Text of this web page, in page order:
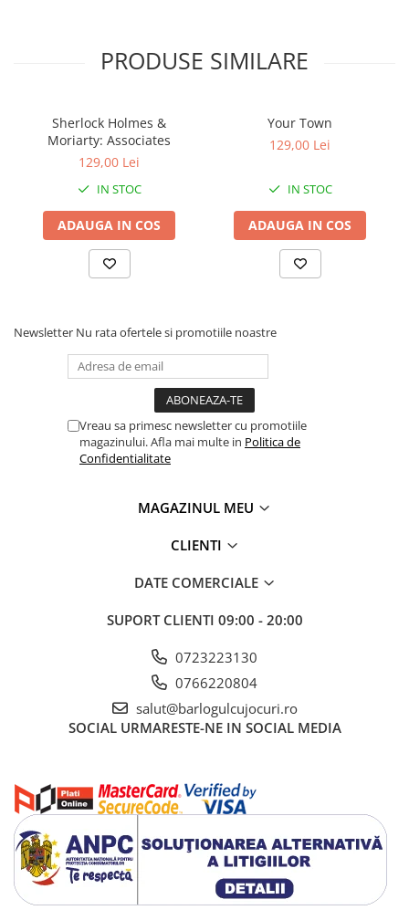
PRODUSE SIMILARE
Sherlock Holmes &
Moriarty: Associates
129,00 Lei
IN STOC
ADAUGA IN COS
Your Town
129,00 Lei
IN STOC
ADAUGA IN COS
Newsletter Nu rata ofertele si promotiile noastre
Vreau sa primesc newsletter cu promotiile
magazinului. Afla mai multe in Politica de
Confidentialitate
MAGAZINUL MEU
CLIENTI
DATE COMERCIALE
SUPORT CLIENTI 09:00 - 20:00
0723223130
0766220804
salut@barlogulcujocuri.ro
SOCIAL URMARESTE-NE IN SOCIAL MEDIA